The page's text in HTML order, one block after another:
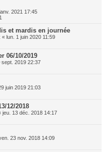
2021 17:45
et mardis en journée
« lun. 1 juin 2020 11:59
06/10/2019
sept. 2019 22:37
juin 2019 21:03
12/2018
jeu. 13 déc. 2018 14:17
23 nov. 2018 14:09